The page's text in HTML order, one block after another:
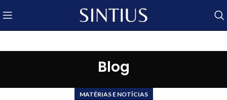
Blog
MATÉRIAS E NOTÍCIAS